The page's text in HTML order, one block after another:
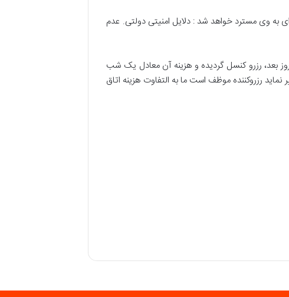
ای به وی مسترد خواهد شد : دلایل امنیتی دولتی. عدم
تنها در تاریخ ورود رزرو، اتاق را جهت میهمان خالی نگه می دارد و در صورت عدم مراجعه میهمان تا ساعت ۱۲ روز بعد، رزرو کنسل گردیده و هزینه آن معادل یک شب
رزروکننده موظف است ما به التفاوت هزینه اتاق